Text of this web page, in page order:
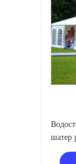
шатер
12m